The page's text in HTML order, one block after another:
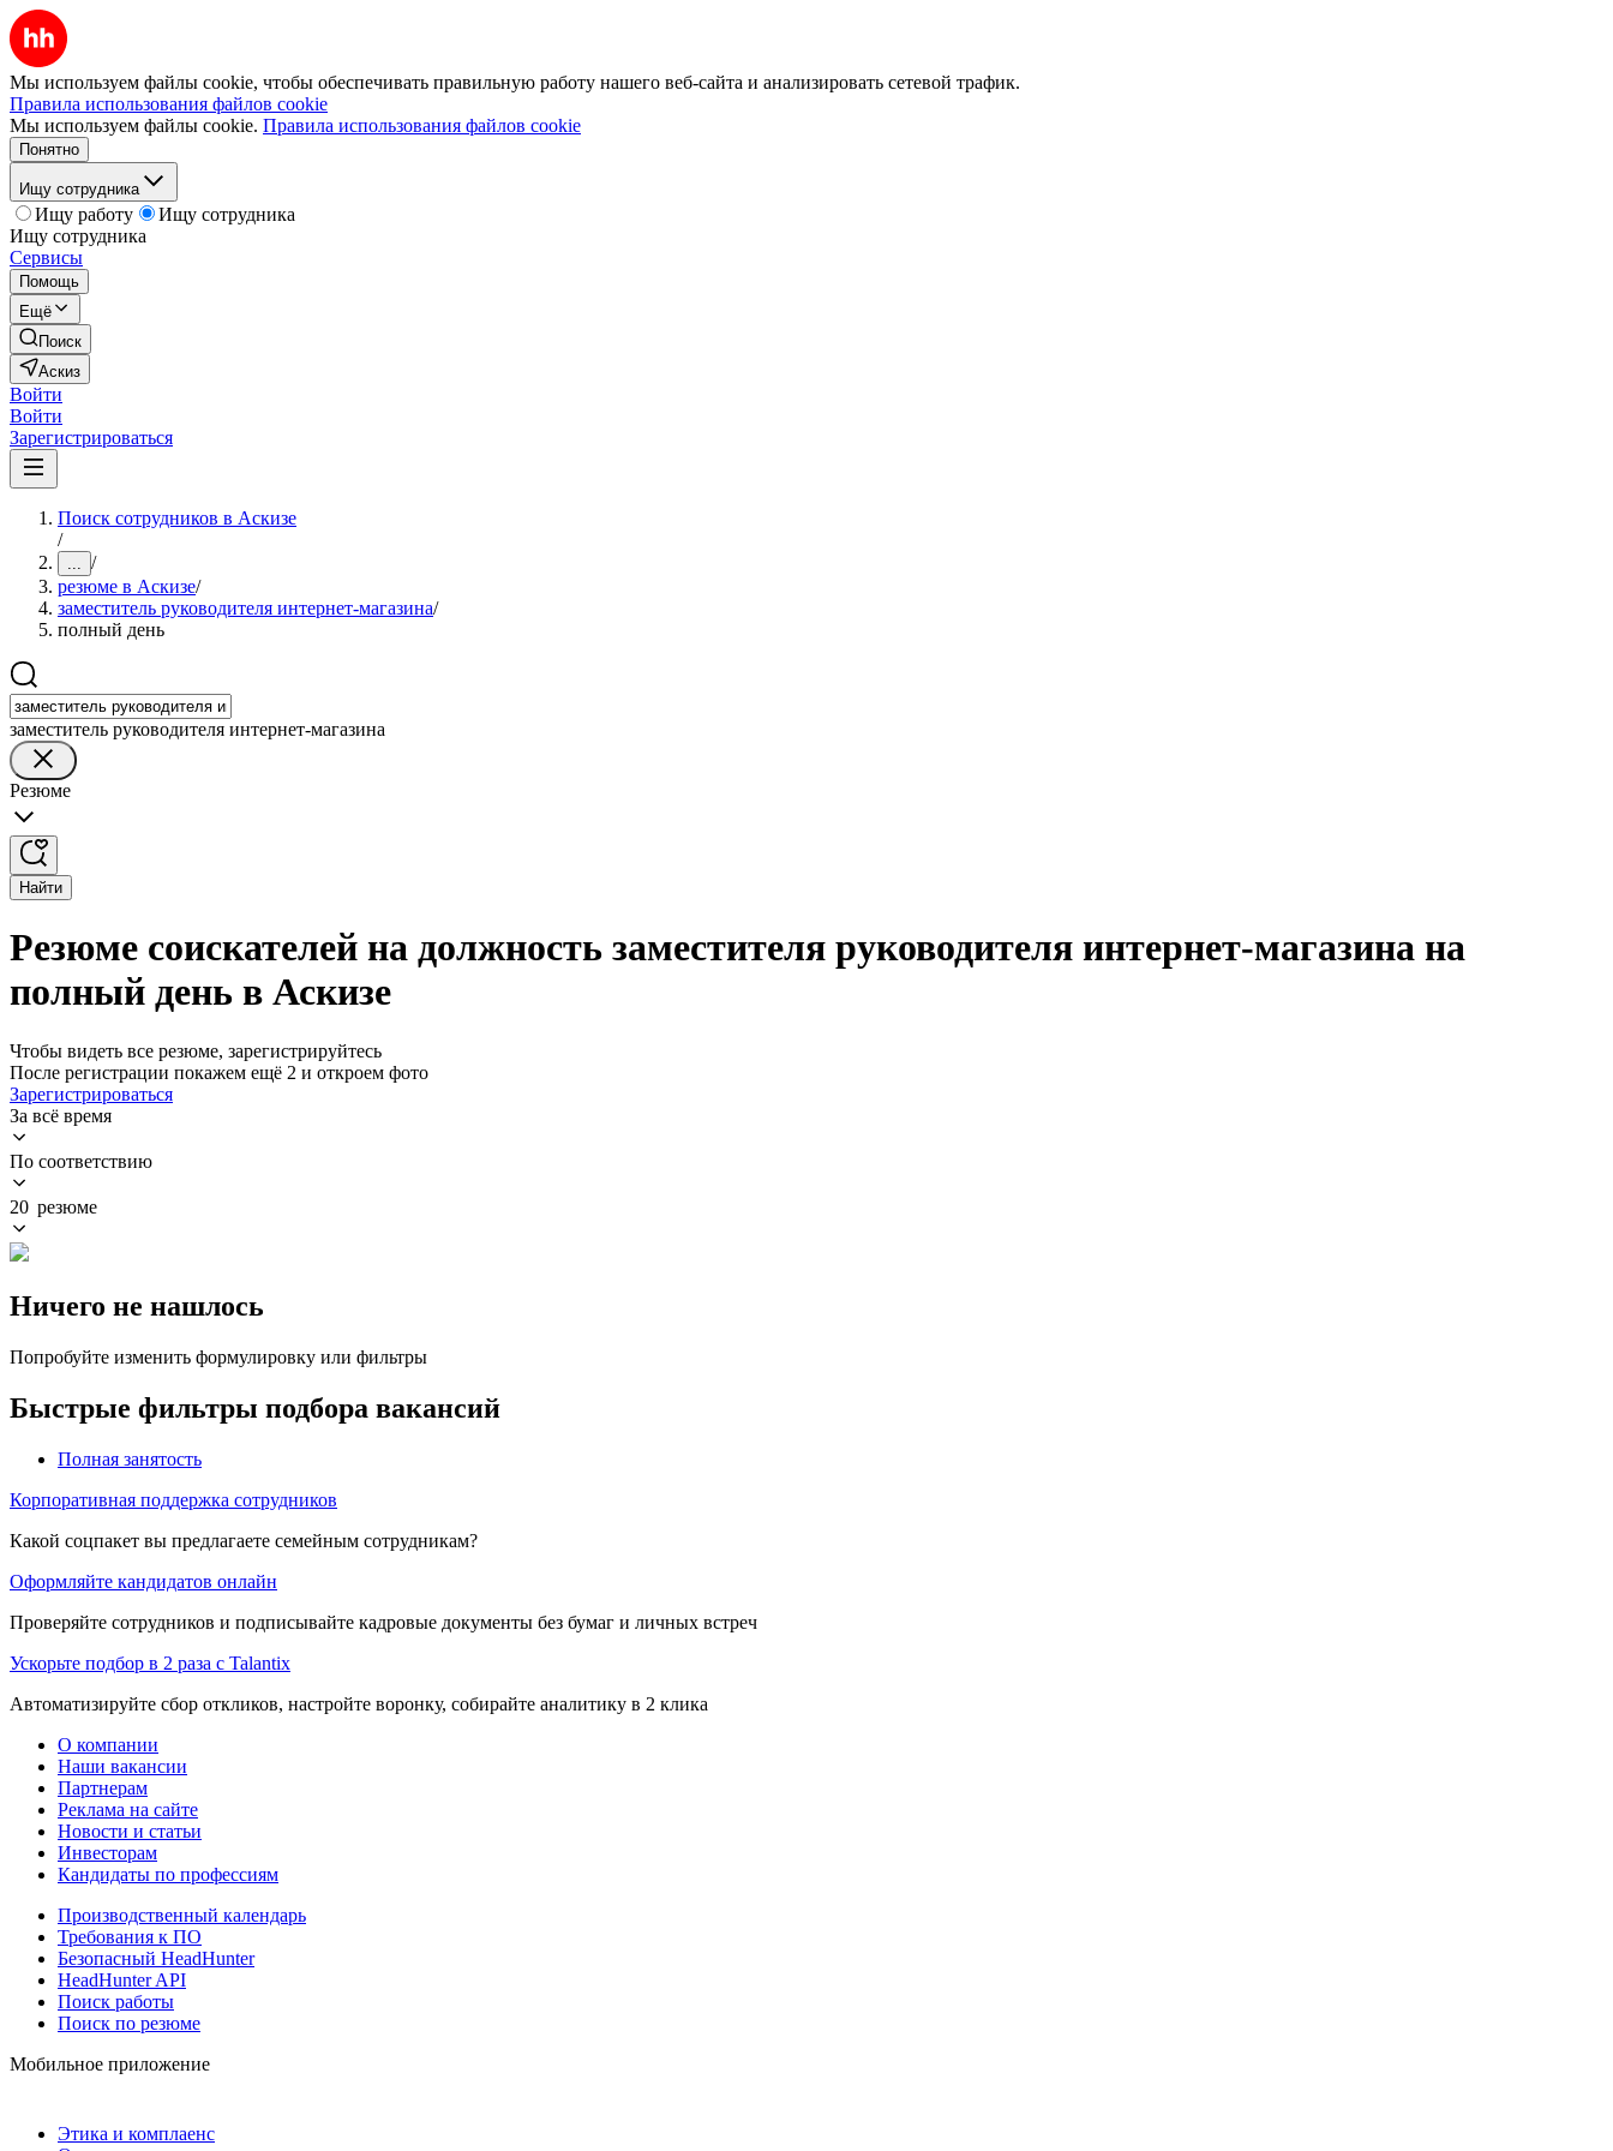
Мы используем файлы cookie, чтобы обеспечивать правильную работу нашего веб-сайта и анализировать сетевой трафик.
Правила использования файлов cookie
Мы используем файлы cookie. Правила использования файлов cookie
Понятно
Ищу сотрудника
Ищу работу
Ищу сотрудника
Ищу сотрудника
Сервисы
Помощь
Ещё
Поиск
Аскиз
Войти
Войти
Зарегистрироваться
Поиск сотрудников в Аскизе
/
... /
резюме в Аскизе/
заместитель руководителя интернет-магазина/
полный день
заместитель руководителя интернет-магазина
Резюме
Найти
Резюме соискателей на должность заместителя руководителя интернет-магазина на
полный день в Аскизе
Чтобы видеть все резюме, зарегистрируйтесь
После регистрации покажем ещё 2 и откроем фото
Зарегистрироваться
За всё время
По соответствию
20 резюме
Ничего не нашлось
Попробуйте изменить формулировку или фильтры
Быстрые фильтры подбора вакансий
Полная занятость
Корпоративная поддержка сотрудников
Какой соцпакет вы предлагаете семейным сотрудникам?
Оформляйте кандидатов онлайн
Проверяйте сотрудников и подписывайте кадровые документы без бумаг и личных встреч
Ускорьте подбор в 2 раза с Talantix
Автоматизируйте сбор откликов, настройте воронку, собирайте аналитику в 2 клика
О компании
Наши вакансии
Партнерам
Реклама на сайте
Новости и статьи
Инвесторам
Кандидаты по профессиям
Производственный календарь
Требования к ПО
Безопасный HeadHunter
HeadHunter API
Поиск работы
Поиск по резюме
Мобильное приложение
Этика и комплаенс